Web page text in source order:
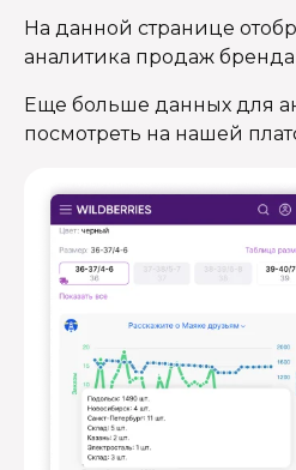
На данной странице
аналитика продаж бренда
Еще больше данных для
посмотреть на нашей